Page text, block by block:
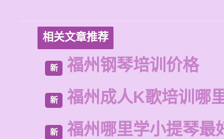
相关文章推荐
新 福州钢琴培训价格
新 福州成人K歌培训哪
新 福州哪里学小提琴最